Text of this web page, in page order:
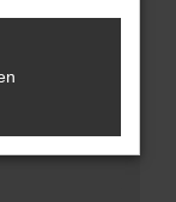
versucht
der